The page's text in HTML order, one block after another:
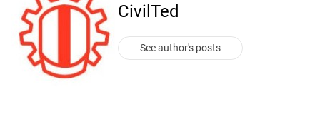
CivilTed
See author's posts